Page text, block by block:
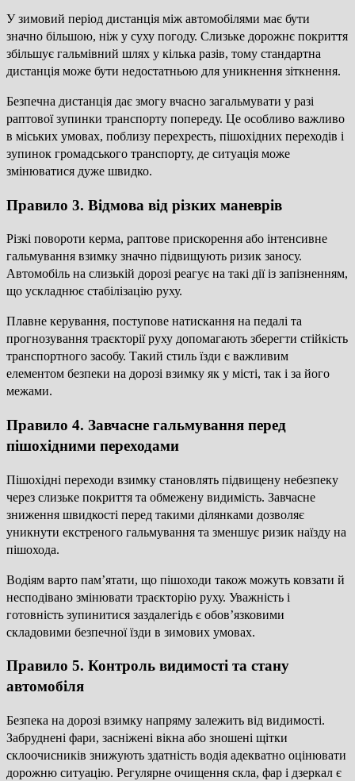
У зимовий період дистанція між автомобілями має бути
значно більшою, ніж у суху погоду. Слизьке дорожнє покриття
збільшує гальмівний шлях у кілька разів, тому стандартна
дистанція може бути недостатньою для уникнення зіткнення.
Безпечна дистанція дає змогу вчасно загальмувати у разі
раптової зупинки транспорту попереду. Це особливо важливо
в міських умовах, поблизу перехресть, пішохідних переходів і
зупинок громадського транспорту, де ситуація може
змінюватися дуже швидко.
Правило 3. Відмова від різких маневрів
Різкі повороти керма, раптове прискорення або інтенсивне
гальмування взимку значно підвищують ризик заносу.
Автомобіль на слизькій дорозі реагує на такі дії із запізненням,
що ускладнює стабілізацію руху.
Плавне керування, поступове натискання на педалі та
прогнозування траєкторії руху допомагають зберегти стійкість
транспортного засобу. Такий стиль їзди є важливим
елементом безпеки на дорозі взимку як у місті, так і за його
межами.
Правило 4. Завчасне гальмування перед
пішохідними переходами
Пішохідні переходи взимку становлять підвищену небезпеку
через слизьке покриття та обмежену видимість. Завчасне
зниження швидкості перед такими ділянками дозволяє
уникнути екстреного гальмування та зменшує ризик наїзду на
пішохода.
Водіям варто пам’ятати, що пішоходи також можуть ковзати й
несподівано змінювати траєкторію руху. Уважність і
готовність зупинитися заздалегідь є обов’язковими
складовими безпечної їзди в зимових умовах.
Правило 5. Контроль видимості та стану
автомобіля
Безпека на дорозі взимку напряму залежить від видимості.
Забруднені фари, засніжені вікна або зношені щітки
склоочисників знижують здатність водія адекватно оцінювати
дорожню ситуацію. Регулярне очищення скла, фар і дзеркал є